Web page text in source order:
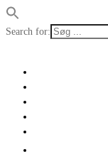
Search for: